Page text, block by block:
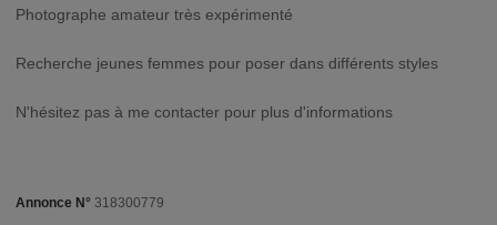
Photographe amateur très expérimenté
Recherche jeunes femmes pour poser dans différents styles
N'hésitez pas à me contacter pour plus d'informations
Annonce N° 318300779